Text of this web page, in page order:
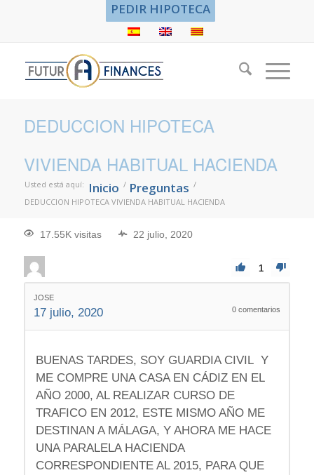
PEDIR HIPOTECA
DEDUCCION HIPOTECA
VIVIENDA HABITUAL HACIENDA
Usted está aquí: Inicio / Preguntas /
DEDUCCION HIPOTECA VIVIENDA HABITUAL HACIENDA
17.55K visitas 22 julio, 2020
1
JOSE
17 julio, 2020 0 comentarios
BUENAS TARDES, SOY GUARDIA CIVIL Y
ME COMPRE UNA CASA EN CÁDIZ EN EL
AÑO 2000, AL REALIZAR CURSO DE
TRAFICO EN 2012, ESTE MISMO AÑO ME
DESTINAN A MÁLAGA, Y AHORA ME HACE
UNA PARALELA HACIENDA
CORRESPONDIENTE AL 2015, PARA QUE